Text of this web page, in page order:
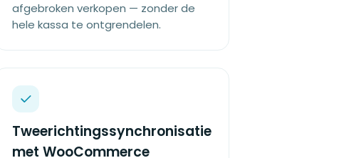
afgebroken verkopen — zonder de
hele kassa te ontgrendelen.
Tweerichtingssynchronisatie
met WooCommerce